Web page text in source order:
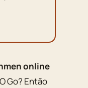
online
Go? Então